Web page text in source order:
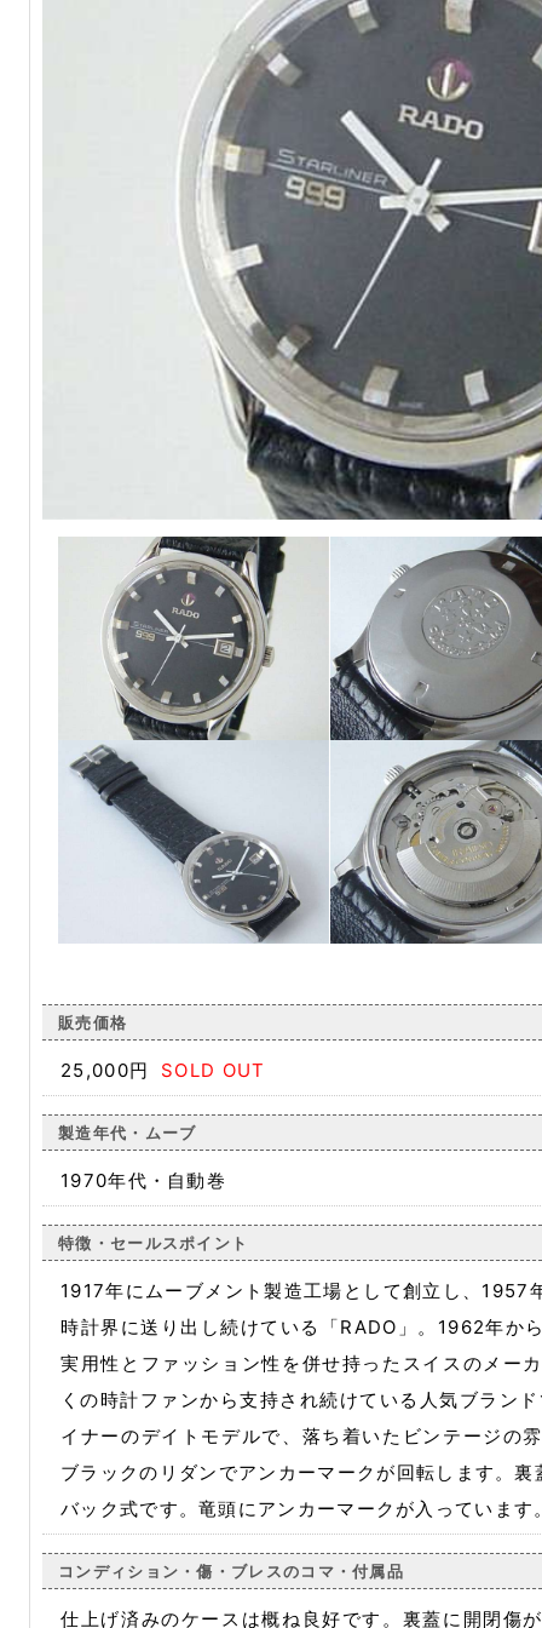
販売価格
25,000円 SOLD OUT
製造年代・ムーブ
1970年代・自動巻
特徴・セールスポイント
1917年にムーブメント製造工場として創立し、
時計界に送り出し続けている「RADO」。1962年か
実用性とファッション性を併せ持ったスイスのメー
くの時計ファンから支持され続けている人気ブラン
イナーのデイトモデルで、落ち着いたビンテージの
ブラックのリダンでアンカーマークが回転します。
バック式です。竜頭にアンカーマークが入っています
コンディション・傷・ブレスのコマ・付属品
仕上げ済みのケースは概ね良好です。裏蓋に開閉傷